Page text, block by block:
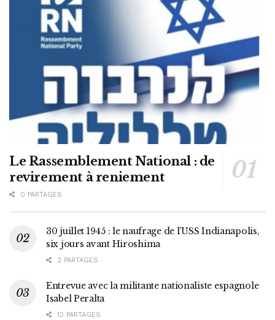
Le Rassemblement National : de
revirement à reniement
0 PARTAGES
30 juillet 1945 : le naufrage de l’USS Indianapolis,
six jours avant Hiroshima
2 PARTAGES
Entrevue avec la militante nationaliste espagnole
Isabel Peralta
12 PARTAGES